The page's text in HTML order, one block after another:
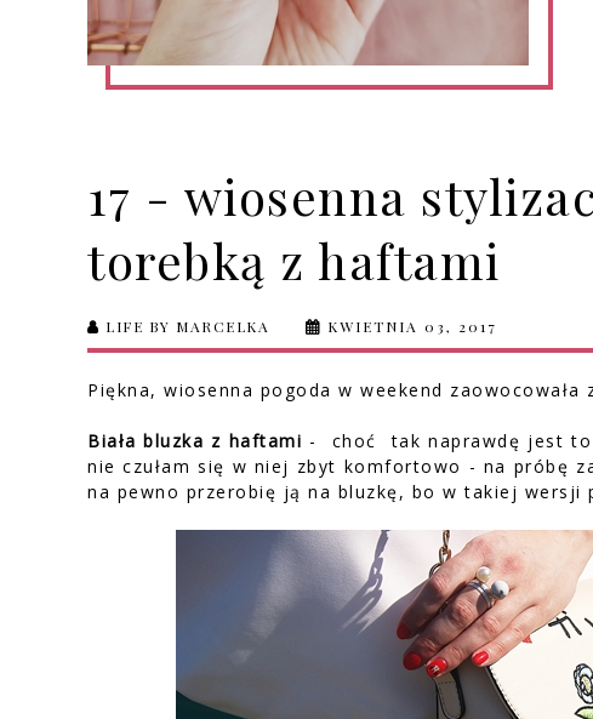
17 - wiosenna
torebką z haftami
LIFE BY MARCELKA KWIETNIA 03, 2017
Piękna, wiosenna pogoda w weekend
Biała bluzka z haftami - choć tak naprawdę jest to
nie czułam się w niej zbyt komfortowo - na próbę
na pewno przerobię ją na bluzkę, bo w takiej wersji